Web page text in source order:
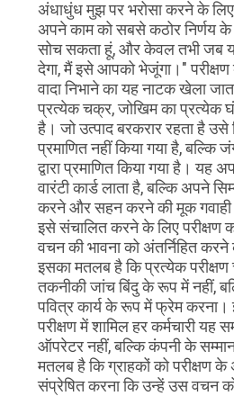
अंधाधुंध मुझ पर भरोसा करने के
अपने काम को सबसे कठोर निर्णय
सोच सकता हूं, और केवल तभी जब
देगा, मैं इसे आपको भेजूंगा।"
वादा निभाने का यह नाटक खेला
प्रत्येक चक्र, जोखिम का प्रत्येक
है। जो उत्पाद बरकरार रहता है उसे
प्रमाणित नहीं किया गया है, बल्कि
द्वारा प्रमाणित किया गया है।
वारंटी कार्ड लाता है, बल्कि अपने
करने और सहन करने की मूक गवाही
इसे संचालित करने के लिए परीक्षण
वचन की भावना को अंतर्निहित
इसका मतलब है कि प्रत्येक
तकनीकी जांच बिंदु के रूप में नहीं,
पवित्र कार्य के रूप में फ्रेम
परीक्षण में शामिल हर कर्मचारी
ऑपरेटर नहीं, बल्कि कंपनी के
मतलब है कि ग्राहकों को परीक्षण
संप्रेषित करना कि उन्हें उस वचन